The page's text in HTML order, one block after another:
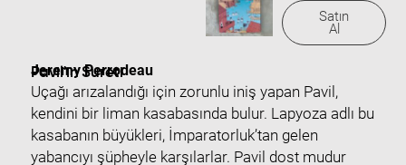
Satın
Al
Pavil'in Sureti
Jeremy Perrodeau
Uçağı arızalandığı için zorunlu iniş yapan Pavil,
kendini bir liman kasabasında bulur. Lapyoza adlı bu
kasabanın büyükleri, İmparatorluk’tan gelen
yabancıyı şüpheyle karşılarlar. Pavil dost mudur